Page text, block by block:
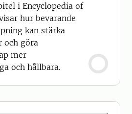
i Encyclopedia of
hur bevarande
kan stärka
och göra
mer
och hållbara.